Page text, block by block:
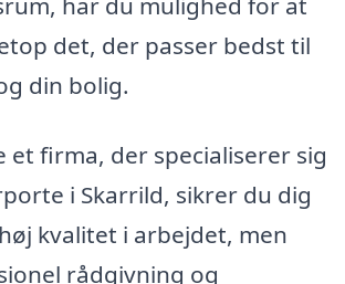
det, der passer bedst til
din bolig.
et firma, der specialiserer sig
i Skarrild, sikrer du dig
kvalitet i arbejdet, men
rådgivning og